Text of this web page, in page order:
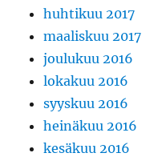
huhtikuu 2017
maaliskuu 2017
joulukuu 2016
lokakuu 2016
syyskuu 2016
heinäkuu 2016
kesäkuu 2016